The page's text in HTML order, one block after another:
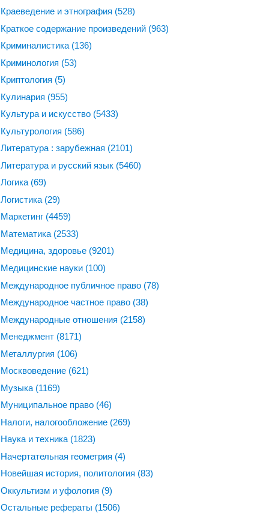
Краеведение и этнография (528)
Краткое содержание произведений (963)
Криминалистика (136)
Криминология (53)
Криптология (5)
Кулинария (955)
Культура и искусство (5433)
Культурология (586)
Литература : зарубежная (2101)
Литература и русский язык (5460)
Логика (69)
Логистика (29)
Маркетинг (4459)
Математика (2533)
Медицина, здоровье (9201)
Медицинские науки (100)
Международное публичное право (78)
Международное частное право (38)
Международные отношения (2158)
Менеджмент (8171)
Металлургия (106)
Москвоведение (621)
Музыка (1169)
Муниципальное право (46)
Налоги, налогообложение (269)
Наука и техника (1823)
Начертательная геометрия (4)
Новейшая история, политология (83)
Оккультизм и уфология (9)
Остальные рефераты (1506)